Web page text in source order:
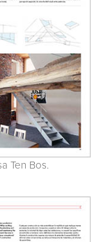
Ten Bos.